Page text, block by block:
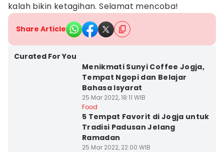
kalah bikin ketagihan. Selamat mencoba!
Share Article
Curated For You
Menikmati Sunyi Coffee Jogja,
Tempat Ngopi dan Belajar
Bahasa Isyarat
25 Mar 2022, 18:11 WIB
Food
5 Tempat Favorit di Jogja untuk
Tradisi Padusan Jelang
Ramadan
25 Mar 2022, 22:00 WIB